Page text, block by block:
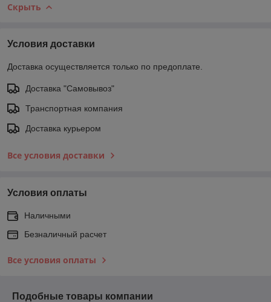
Скрыть
Условия доставки
Доставка осуществляется только по предоплате.
Доставка "Самовывоз"
Транспортная компания
Доставка курьером
Все условия доставки
Условия оплаты
Наличными
Безналичный расчет
Все условия оплаты
Подобные товары компании